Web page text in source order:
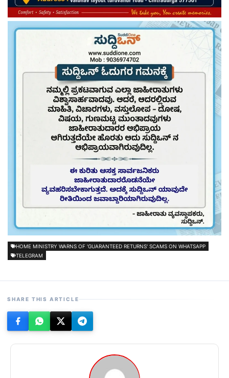
HOME MINISTRY WARNS OF 'GUARANTEED RETURNS' SCAMS ON WHATSAPP
TELEGRAM
SHARE THIS ARTICLE